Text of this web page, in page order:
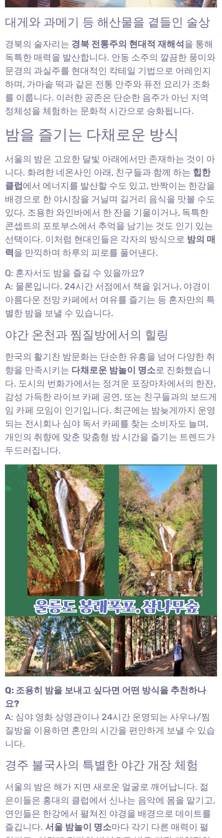
대게와 과메기 등 해산물을 곁들인 술상
경북의 술자리는 경북 전통주의 현대적 재해석을 통해
독특한 매력을 발산합니다. 안동 소주의 깔끔한 풍미와
문경의 과실주를 현대적인 칵테일 기법으로 어레인지
하며, 가마솥 떡과 같은 전통 안주와 퓨전 요리가 조화
를 이룹니다. 이러한 공존은 단순한 음주가 아닌 지역
정체성을 체험하는 문화적 시간으로 승화됩니다.
밤을 즐기는 다채로운 방식
서울의 밤은 고요한 달빛 아래에서만 존재하는 것이 아
니다. 화려한 네온사인 아래, 친구들과 함께 하는 힙한
클럽 에서 에너지를 발산할 수도 있고, 반짝이는 한강을
배경으로 한 야시장을 거닐며 길거리 음식을 맛볼 수도
있다. 조용한 와인바에서 한 잔을 기울이거나, 독특한
콘셉트의 포토부스에서 추억을 남기는 것도 인기 있는
선택이다. 이처럼 현대인들은 각자의 방식으로 밤의 매
력 을 만끽하며 하루의 피로를 풀어낸다.
Q: 혼자서도 밤을 즐길 수 있을까요?
A: 물론입니다. 24시간 서점에서 책을 읽거나, 야경이
아름다운 전망 카페에서 여유를 즐기는 등 혼자만의 특
별한 밤을 보낼 수 있습니다.
야간 온천과 찜질방에서의 힐링
한국의 활기찬 밤문화는 단순한 유흥을 넘어 다양한 취
향을 만족시키는 다채로운 밤놀이 명소로 진화했습니
다. 도시의 번화가에서는 정겨운 포장마차에서의 한잔,
감성 가득한 라이브 카페 공연, 또는 친구들과의 보드게
임 카페 모임이 인기입니다. 최근에는 밤늦게까지 운영
되는 전시회나 심야 독서 카페를 찾는 소비자도 늘며,
개인의 취향에 맞춘 맞춤형 밤 시간을 즐기는 트렌드가
두드러집니다.
Q: 조용히 밤을 보내고 싶다면 어떤 방식을 추천하나
요?
A: 심야 영화 상영관이나 24시간 운영되는 사우나/찜
질방을 이용하면 혼만의 시간을 편안하게 보낼 수 있습
니다.
경주 불국사의 특별한 야간 개장 체험
서울의 밤은 해가 지면 새로운 얼굴로 깨어납니다. 젊
은이들은 홍대의 클럽에서 신나는 음악에 몸을 맡기고,
연인들은 한강에서 펼쳐진 야경을 배경으로 데이트를
즐깁니다. 서울 밤놀이 명소마다 각기 다른 매력이 펼